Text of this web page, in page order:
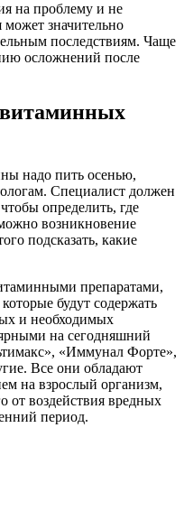
на проблему и не
может значительно
последствиям. Чаще
осложнений после
надо пить осенью,
Специалист должен
определить, где
возникновение
подсказать, какие
препаратами,
будут содержать
и необходимых
на сегодняшний
«Иммунал Форте»,
Все они обладают
на взрослый организм,
от воздействия вредных
период.